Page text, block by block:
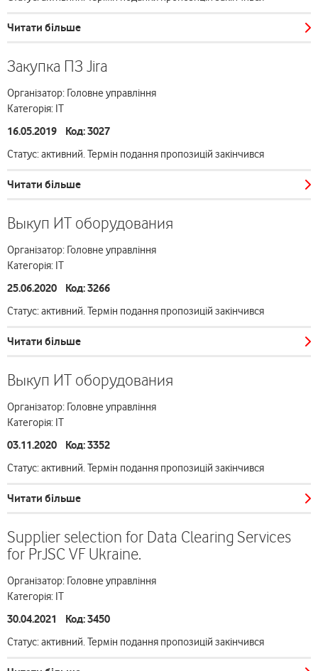
Читати більше
Закупка ПЗ Jira
Організатор: Головне управління
Категорія: ІТ
16.05.2019 Код: 3027
Статус: активний. Термін подання пропозицій закінчився
Читати більше
Выкуп ИТ оборудования
Організатор: Головне управління
Категорія: ІТ
25.06.2020 Код: 3266
Статус: активний. Термін подання пропозицій закінчився
Читати більше
Выкуп ИТ оборудования
Організатор: Головне управління
Категорія: ІТ
03.11.2020 Код: 3352
Статус: активний. Термін подання пропозицій закінчився
Читати більше
Supplier selection for Data Clearing Services
for PrJSC VF Ukraine.
Організатор: Головне управління
Категорія: ІТ
30.04.2021 Код: 3450
Статус: активний. Термін подання пропозицій закінчився